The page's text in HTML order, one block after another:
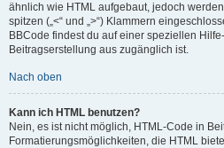
ähnlich wie HTML aufgebaut, jedoch werden
spitzen („<“ und „>“) Klammern
BBCode findest du auf einer speziellen
Beitragserstellung aus zugänglich ist.
Nach oben
Kann ich HTML benutzen?
Nein, es ist nicht möglich, HTML-Code in
Formatierungsmöglichkeiten, die HTML